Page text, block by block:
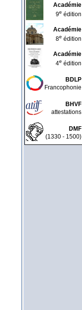
Académie
9e édition
Académie
8e édition
Académie
4e édition
BDLP
Francophonie
BHVF
attestations
DMF
(1330 - 1500)